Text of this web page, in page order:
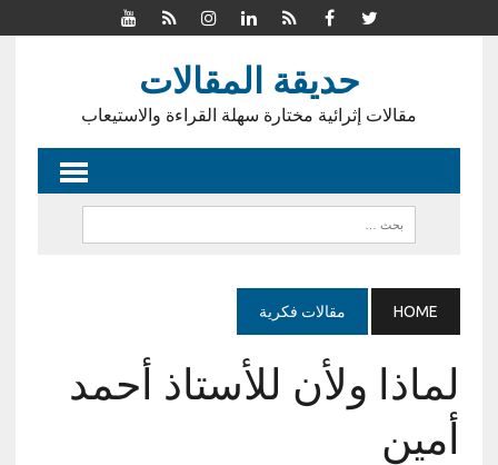
حديقة المقالات
مقالات إثرائية مختارة سهلة القراءة والاستيعاب
HOME مقالات فكرية
لماذا ولأن للأستاذ أحمد
أمين